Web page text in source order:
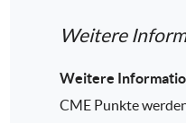
Weitere
Weitere
CME Punkte